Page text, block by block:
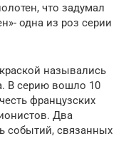
что задумал
одна из роз серии
назывались
В серию вошло 10
французских
Два
событий, связанных